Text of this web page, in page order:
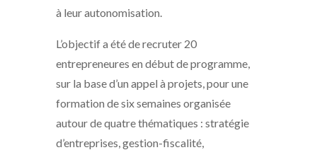
à leur autonomisation.
L’objectif a été de recruter 20
entrepreneures en début de programme,
sur la base d’un appel à projets, pour une
formation de six semaines organisée
autour de quatre thématiques : stratégie
d’entreprises, gestion-fiscalité,